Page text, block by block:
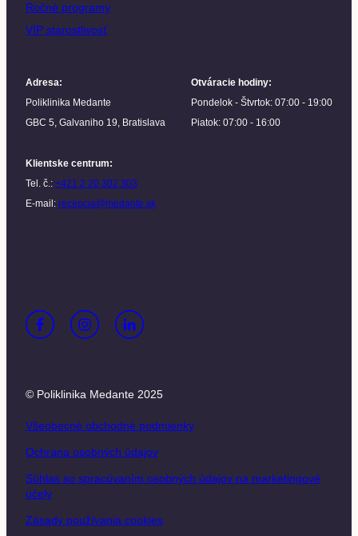
Ročné programy
VIP starostlivosť
Adresa:
Poliklinika Medante
GBC 5, Galvaniho 19, Bratislava
Otváracie hodiny:
Pondelok - Štvrtok: 07:00 - 19:00
Piatok: 07:00 - 16:00
Klientske centrum:
Tel. č.: +421 2 20 302 303
E-mail: recepcia@medante.sk
© Poliklinika Medante 2025
Všeobecné obchodné podmienky
Ochrana osobných údajov
Súhlas so spracúvaním osobných údajov na marketingové
účely
Zásady používania cookies